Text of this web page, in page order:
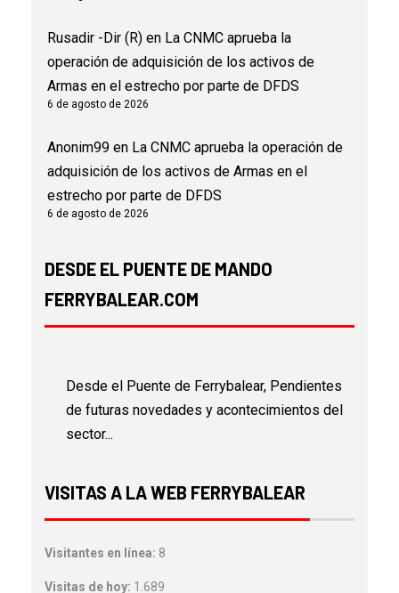
Rusadir -Dir (R) en La CNMC aprueba la
operación de adquisición de los activos de
Armas en el estrecho por parte de DFDS
6 de agosto de 2026
Anonim99 en La CNMC aprueba la operación de
adquisición de los activos de Armas en el
estrecho por parte de DFDS
6 de agosto de 2026
DESDE EL PUENTE DE MANDO
FERRYBALEAR.COM
Desde el Puente de Ferrybalear, Pendientes
de futuras novedades y acontecimientos del
sector...
VISITAS A LA WEB FERRYBALEAR
Visitantes en línea: 8
Visitas de hoy: 1.689